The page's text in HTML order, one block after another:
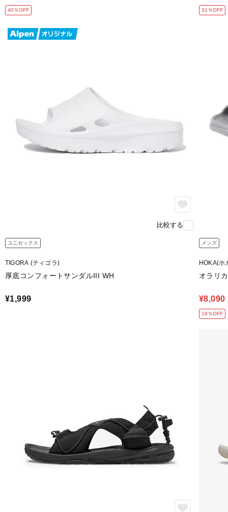
40％OFF 31％OFF
比較する
ユニセックス
TIGORA (ティゴラ)
厚底コンフォートサンダルIII WH
¥1,999
メンズ
HOKA(ホ
オラリ
¥8,090
18％OFF